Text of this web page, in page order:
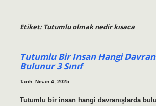
Etiket: Tutumlu olmak nedir kısaca
Tutumlu Bir Insan Hangi
Bulunur 3 Sınıf
Tarih: Nisan 4, 2025
Tutumlu bir insan hangi davranışlarda